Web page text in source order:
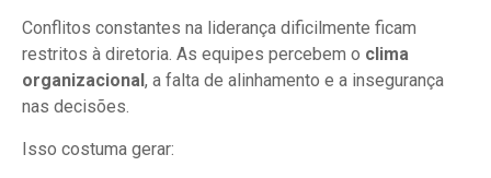
Conflitos constantes na liderança dificilmente ficam
restritos à diretoria. As equipes percebem o clima
organizacional , a falta de alinhamento e a insegurança
nas decisões.
Isso costuma gerar: